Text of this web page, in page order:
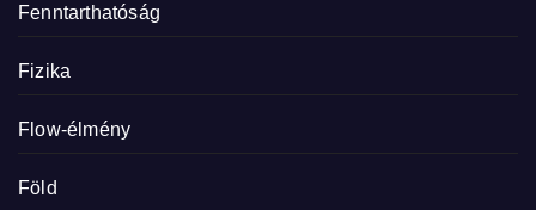
Fenntarthatóság
Fizika
Flow-élmény
Föld